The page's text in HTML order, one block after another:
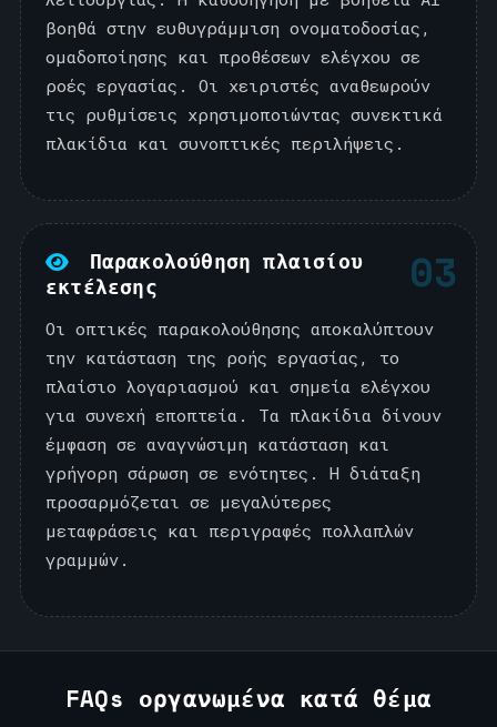
βοηθά στην ευθυγράμμιση ονοματοδοσίας,
ομαδοποίησης και προθέσεων ελέγχου σε
ροές εργασίας. Οι χειριστές αναθεωρούν
τις ρυθμίσεις χρησιμοποιώντας συνεκτικά
πλακίδια και συνοπτικές περιλήψεις.
03
Παρακολούθηση πλαισίου
εκτέλεσης
Οι οπτικές παρακολούθησης αποκαλύπτουν
την κατάσταση της ροής εργασίας, το
πλαίσιο λογαριασμού και σημεία ελέγχου
για συνεχή εποπτεία. Τα πλακίδια δίνουν
έμφαση σε αναγνώσιμη κατάσταση και
γρήγορη σάρωση σε ενότητες. Η διάταξη
προσαρμόζεται σε μεγαλύτερες
μεταφράσεις και περιγραφές πολλαπλών
γραμμών.
FAQs οργανωμένα κατά θέμα